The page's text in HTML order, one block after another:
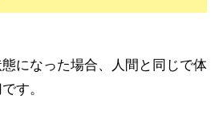
になった場合、人間と同じで体
す。